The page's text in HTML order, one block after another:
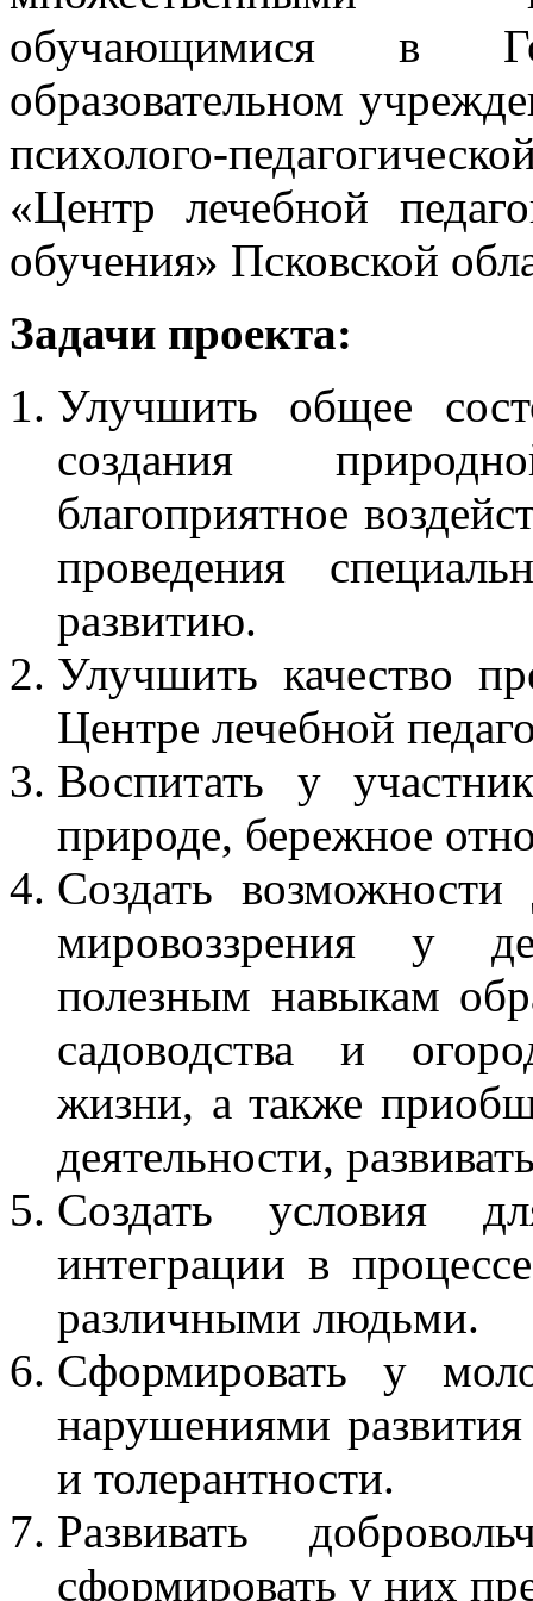
обучающимися в
образовательном
психолого-
«Центр лечебной
обучения» Псковской
Задачи проекта:
Улучшить общее
создания
благоприятное
проведения
развитию.
Улучшить качество
Центре лечебной
Воспитать у
природе, бережное
Создать возможности
мировоззрения у
полезным навыкам
садоводства и
жизни, а также
деятельности,
Создать условия
интеграции в
различными людьми.
Сформировать у
нарушениями
и толерантности.
Развивать
сформировать у них